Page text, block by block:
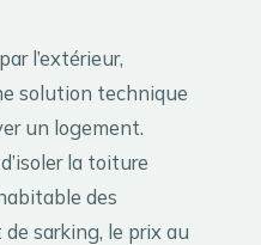
l’extérieur,
solution technique
un logement.
la toiture
des
sarking, le prix au